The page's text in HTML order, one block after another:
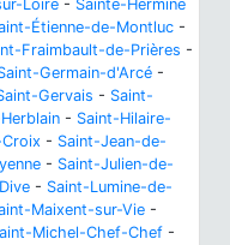
Loire - Sainte-Hermine
Étienne-de-Montluc -
Fraimbault-de-Prières -
Germain-d'Arcé -
Gervais - Saint-
- Saint-Hilaire-
- Saint-Jean-de-
- Saint-Julien-de-
- Saint-Lumine-de-
Maixent-sur-Vie -
Michel-Chef-Chef -